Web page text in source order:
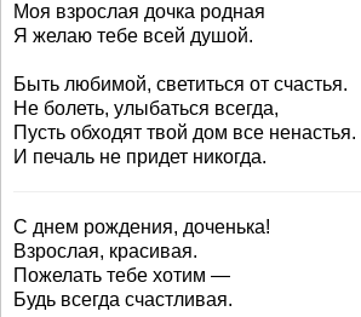
Моя взрослая дочка родная
Я желаю тебе всей душой.
Быть любимой, светиться от счастья.
Не болеть, улыбаться всегда,
Пусть обходят твой дом все ненастья.
И печаль не придет никогда.
С днем рождения, доченька!
Взрослая, красивая.
Пожелать тебе хотим —
Будь всегда счастливая.